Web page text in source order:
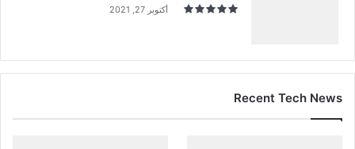
أكتوبر 27, 2021
Recent Tech News